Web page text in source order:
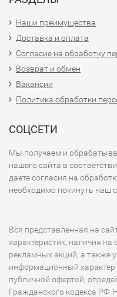
Наши преимущества
Доставка и оплата
Согласие на обработку
Возврат и обмен
Вакансии
Политика обработки
СОЦСЕТИ
Мы получаем и
нашего сайта в
даете согласия на
необходимо покинуть наш
Вся представленная на
характеристик, наличия на
рекламных акций, а также
информационный характер
публичной офертой,
Гражданского кодекса РФ.